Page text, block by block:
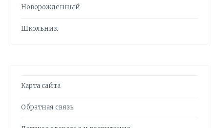
Новорожденный
Школьник
Карта сайта
Обратная связь